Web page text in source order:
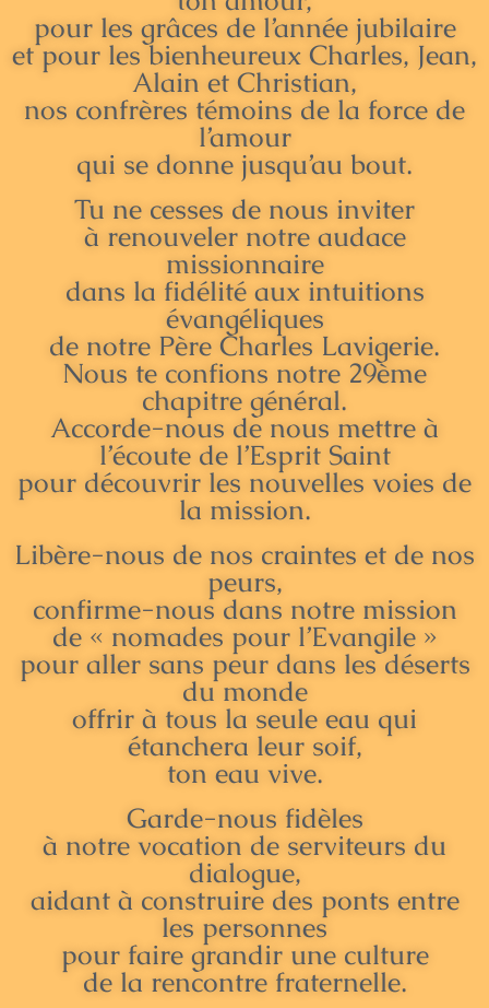
pour les grâces de l’année jubilaire
et pour les bienheureux Charles, Jean,
Alain et Christian,
nos confrères témoins de la force de
l’amour
qui se donne jusqu’au bout.
Tu ne cesses de nous inviter
à renouveler notre audace
missionnaire
dans la fidélité aux intuitions
évangéliques
de notre Père Charles Lavigerie.
Nous te confions notre 29ème
chapitre général.
Accorde-nous de nous mettre à
l’écoute de l’Esprit Saint
pour découvrir les nouvelles voies de
la mission.
Libère-nous de nos craintes et de nos
peurs,
confirme-nous dans notre mission
de « nomades pour l’Evangile »
pour aller sans peur dans les déserts
du monde
offrir à tous la seule eau qui
étanchera leur soif,
ton eau vive.
Garde-nous fidèles
à notre vocation de serviteurs du
dialogue,
aidant à construire des ponts entre
les personnes
pour faire grandir une culture
de la rencontre fraternelle.